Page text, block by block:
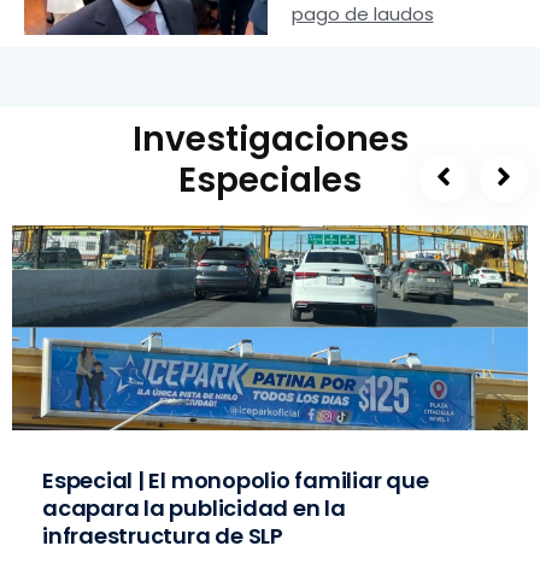
pago de laudos
Investigaciones
Especiales
Especial | El monopolio familiar que
acapara la publicidad en la
infraestructura de SLP